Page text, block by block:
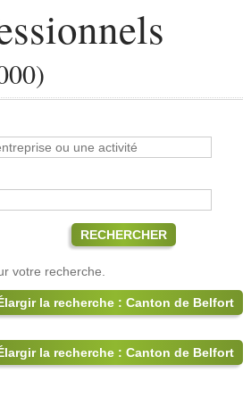
RECHERCHER
votre recherche.
la recherche : Canton de Belfort
la recherche : Canton de Belfort